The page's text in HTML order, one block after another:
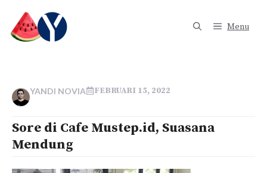
Menu
YANDI NOVIA FEBRUARI 15, 2022
Sore di Cafe Mustep.id, Suasana
Mendung